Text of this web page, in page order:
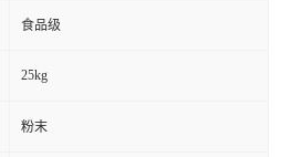
食品级
25kg
粉末